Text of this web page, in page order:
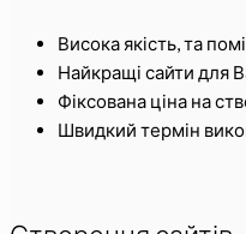
Висока якість, та
Найкращі сайти для
Фіксована ціна на
Швидкий термін